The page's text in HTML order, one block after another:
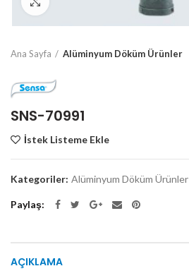
Ana Sayfa Alüminyum Döküm Ürünler
SNS-70991
İstek Listeme Ekle
Kategoriler: Alüminyum Döküm Ürünler
Paylaş
AÇIKLAMA